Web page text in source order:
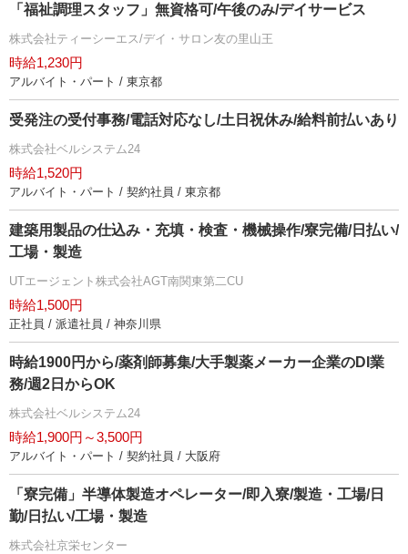
「福祉調理スタッフ」無資格可/午後のみ/デイサービス
株式会社ティーシーエス/デイ・サロン友の里山王
時給1,230円
アルバイト・パート / 東京都
受発注の受付事務/電話対応なし/土日祝休み/給料前払いあり
株式会社ベルシステム24
時給1,520円
アルバイト・パート / 契約社員 / 東京都
建築用製品の仕込み・充填・検査・機械操作/寮完備/日払い/
工場・製造
UTエージェント株式会社AGT南関東第二CU
時給1,500円
正社員 / 派遣社員 / 神奈川県
時給1900円から/薬剤師募集/大手製薬メーカー企業のDI業
務/週2日からOK
株式会社ベルシステム24
時給1,900円～3,500円
アルバイト・パート / 契約社員 / 大阪府
「寮完備」半導体製造オペレーター/即入寮/製造・工場/日
勤/日払い/工場・製造
株式会社京栄センター